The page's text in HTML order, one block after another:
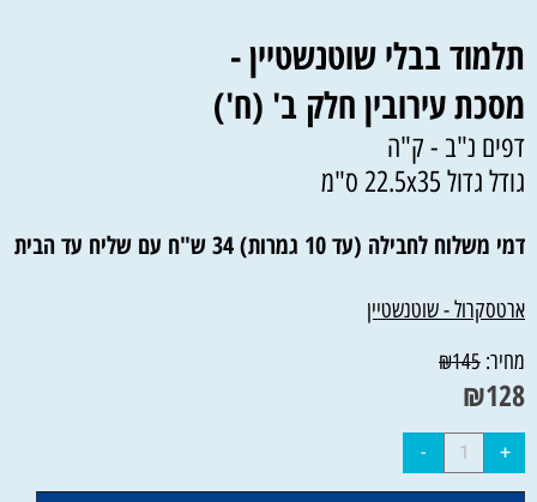
תלמוד בבלי שוטנשטיין -
מסכת עירובין חלק ב' (ח')
דפים נ"ב - ק"ה
גודל גדול 22.5x35 ס"מ
דמי משלוח לחבילה (עד 10 גמרות) 34 ש"ח עם שליח עד הבית
ארטסקרול - שוטנשטיין
מחיר:
₪145
₪128